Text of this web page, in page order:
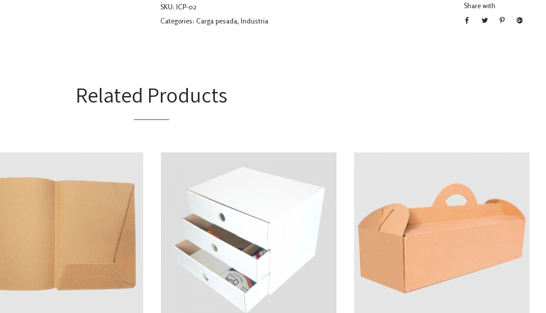
SKU: ICP-02
Categories: Carga pesada, Industria
Share with
Related Products